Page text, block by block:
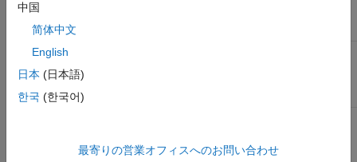
指定される
single
Floating-
中国
简体中文
English
日本 (日本語)
한국 (한국어)
最寄りの営業オフィスへのお問い合わせ